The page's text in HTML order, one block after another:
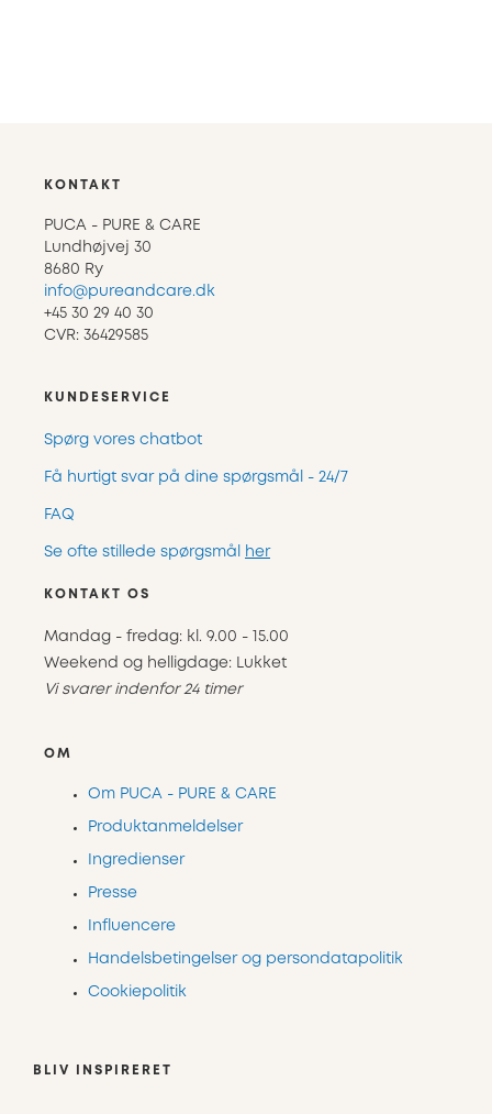
KONTAKT
PUCA - PURE & CARE
Lundhøjvej 30
8680 Ry
info@pureandcare.dk
+45 30 29 40 30
CVR: 36429585
KUNDESERVICE
Spørg vores chatbot
Få hurtigt svar på dine spørgsmål - 24/7
FAQ
Se ofte stillede spørgsmål her
KONTAKT OS
Mandag - fredag: kl. 9.00 - 15.00
Weekend og helligdage: Lukket
Vi svarer indenfor 24 timer
OM
Om PUCA - PURE & CARE
Produktanmeldelser
Ingredienser
Presse
Influencere
Handelsbetingelser og persondatapolitik
Cookiepolitik
BLIV INSPIRERET